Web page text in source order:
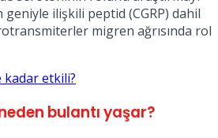
ilişkili peptid (CGRP) dahil
migren ağrısında rol
etkili?
bulantı yaşar?